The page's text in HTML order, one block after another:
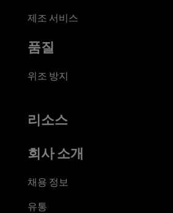
제조 서비스
품질
위조 방지
리소스
회사 소개
채용 정보
유통